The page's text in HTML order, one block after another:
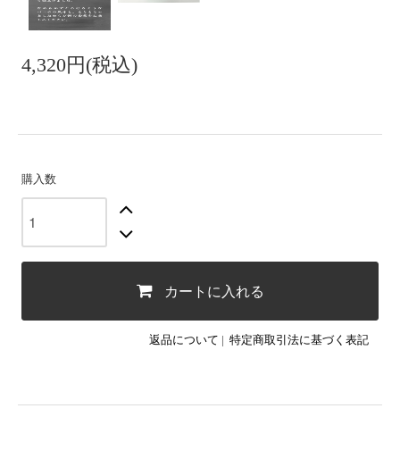
4,320円(税込)
購入数
カートに入れる
返品について | 特定商取引法に基づく表記